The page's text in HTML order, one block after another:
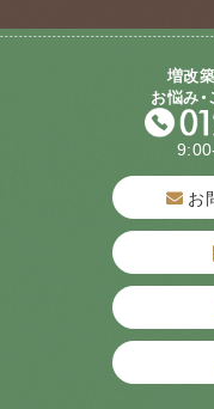
増改
お悩み
お